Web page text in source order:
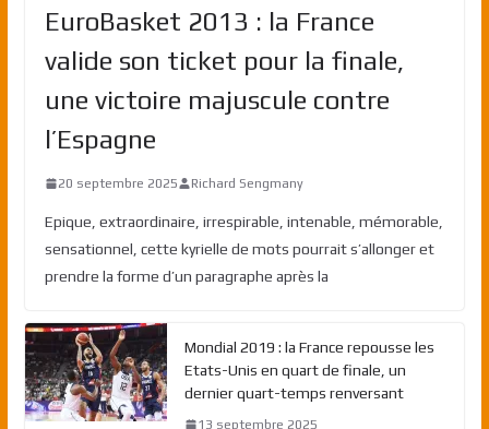
EuroBasket 2013 : la France
valide son ticket pour la finale,
une victoire majuscule contre
l’Espagne
20 septembre 2025 Richard Sengmany
Epique, extraordinaire, irrespirable, intenable, mémorable,
sensationnel, cette kyrielle de mots pourrait s’allonger et
prendre la forme d’un paragraphe après la
Mondial 2019 : la France repousse les
Etats-Unis en quart de finale, un
dernier quart-temps renversant
13 septembre 2025